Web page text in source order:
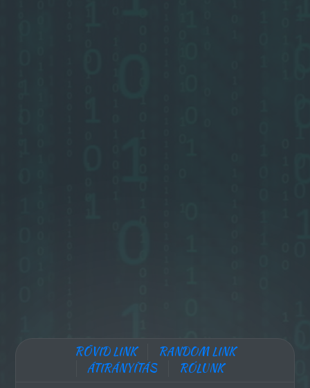
RÖVID LINK
RANDOM LINK
ÁTIRÁNYÍTÁS
RÓLUNK